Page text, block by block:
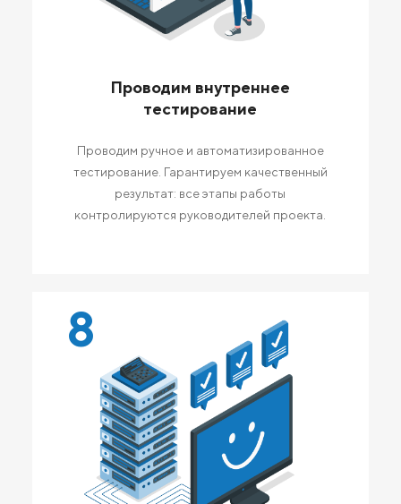
Проводим внутреннее
тестирование
Проводим ручное и автоматизированное
тестирование. Гарантируем качественный
результат: все этапы работы
контролируются руководителей проекта.
8